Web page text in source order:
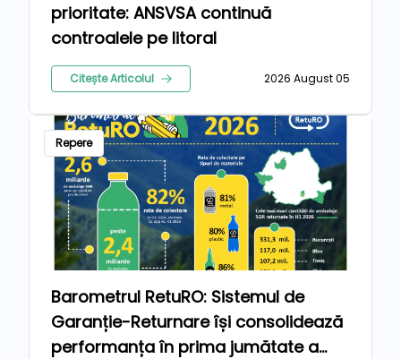
prioritate: ANSVSA continuă
controalele pe litoral
Citește Articolul 2026 August 05
Repere
Barometrul RetuRO: Sistemul de
Garanție-Returnare își consolidează
performanța în prima jumătate a